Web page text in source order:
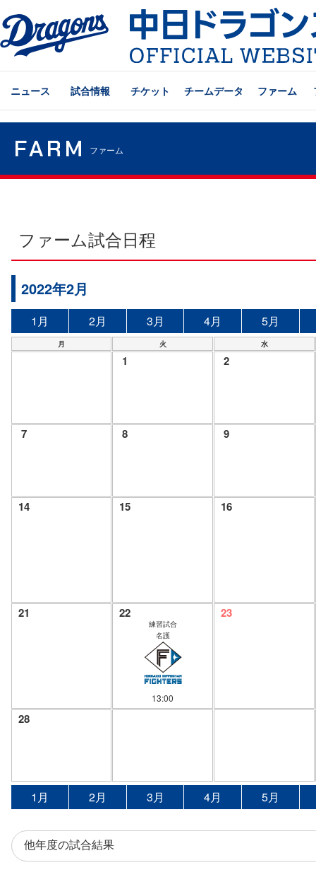
ニュース 試合情報 チケット チームデータ ファーム
FARM ファーム
ファーム試合日程
2022年2月
1月 2月 3月 4月 5月
月 火 水
1 2
7 8 9
14 15 16
21 22
練習試合
名護
13:00
23
28
1月 2月 3月 4月 5月